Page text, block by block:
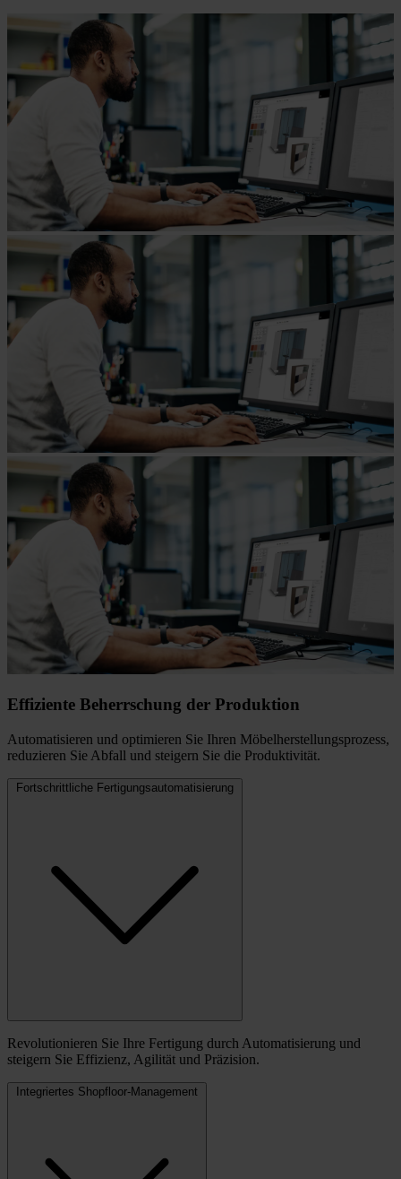
Effiziente Beherrschung der Produktion
Automatisieren und optimieren Sie Ihren Möbelherstellungsprozess,
reduzieren Sie Abfall und steigern Sie die Produktivität.
Fortschrittliche Fertigungsautomatisierung
Revolutionieren Sie Ihre Fertigung durch Automatisierung und
steigern Sie Effizienz, Agilität und Präzision.
Integriertes Shopfloor-Management